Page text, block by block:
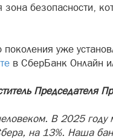
зона безопасности,
уже
в СберБанк Онлайн
Председателя
В 2025 году
на 13%. Наша